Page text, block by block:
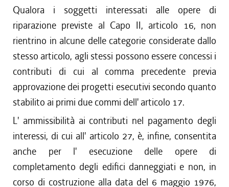
Qualora i soggetti interessati alle opere di
riparazione previste al Capo II, articolo 16, non
rientrino in alcune delle categorie considerate dallo
stesso articolo, agli stessi possono essere concessi i
contributi di cui al comma precedente previa
approvazione dei progetti esecutivi secondo quanto
stabilito ai primi due commi dell' articolo 17.
L' ammissibilità ai contributi nel pagamento degli
interessi, di cui all' articolo 27, è, infine, consentita
anche per l' esecuzione delle opere di
completamento degli edifici danneggiati e non, in
corso di costruzione alla data del 6 maggio 1976,